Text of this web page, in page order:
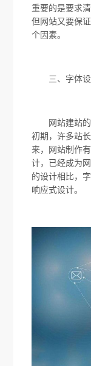
重要的是要求
但网站又要保
个因素。
三、字体设
网站建站的
初期，许多站
来，网站制作
计，已经成为
的设计相比，
响应式设计。